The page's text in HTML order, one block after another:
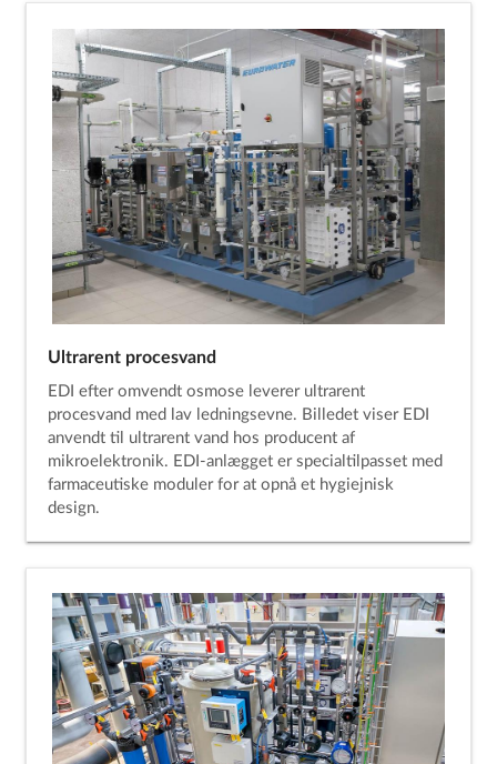
Ultrarent procesvand
EDI efter omvendt osmose leverer ultrarent
procesvand med lav ledningsevne. Billedet viser EDI
anvendt til ultrarent vand hos producent af
mikroelektronik. EDI-anlægget er specialtilpasset med
farmaceutiske moduler for at opnå et hygiejnisk
design.